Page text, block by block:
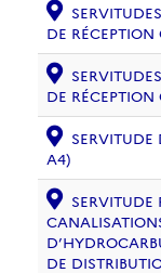
DE RÉCEPTION
DE RÉCEPTION
SERVITUDE
A4)
SERVITUDE
DE